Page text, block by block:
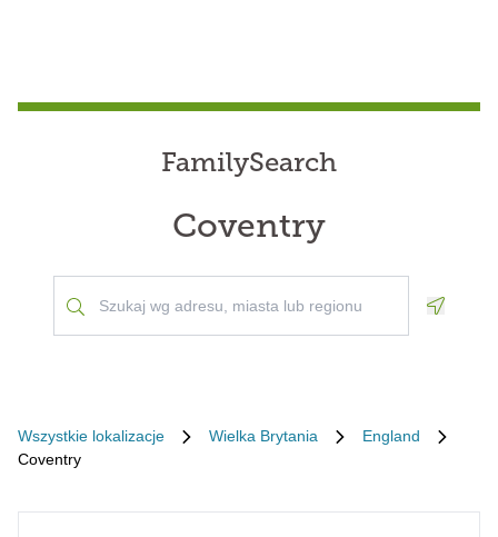
FamilySearch
Coventry
Wszystkie lokalizacje Wielka Brytania
England
Coventry